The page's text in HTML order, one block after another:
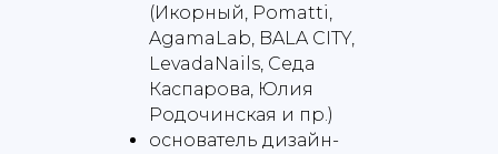
(Икорный, Pomatti,
AgamaLab, BALA CITY,
LevadaNails, Седа
Каспарова, Юлия
Родочинская и пр.)
основатель дизайн-